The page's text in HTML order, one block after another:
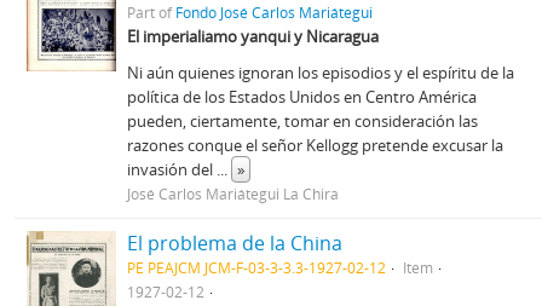
Part ofFondo José Carlos Mariátegui
El imperialiamo yanqui y Nicaragua
Ni aún quienes ignoran los episodios y el espíritu de la
política de los Estados Unidos en Centro América
pueden, ciertamente, tomar en consideración las
razones conque el señor Kellogg pretende excusar la
invasión del ... »
José Carlos Mariátegui La Chira
El problema de la China
PE PEAJCM JCM-F-03-3-3.3-1927-02-12
Item
1927-02-12